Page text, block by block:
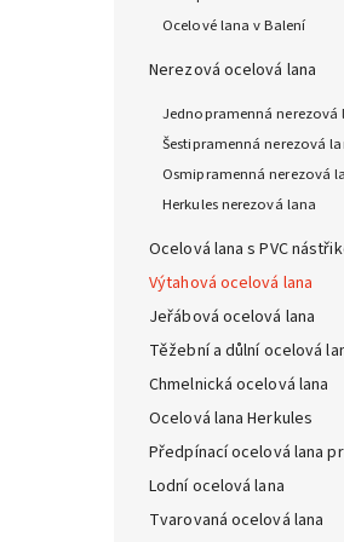
Ocelové lana v Balení
Nerezová ocelová lana
Jednopramenná nerezová
Šestipramenná nerezová
Osmipramenná nerezová
Herkules nerezová lana
Ocelová lana s PVC
Výtahová ocelová lana
Jeřábová ocelová lana
Těžební a důlní ocelová
Chmelnická ocelová lana
Ocelová lana Herkules
Předpínací ocelová lana
Lodní ocelová lana
Tvarovaná ocelová lana